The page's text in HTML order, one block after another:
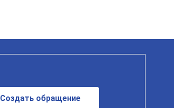
Создать обращение